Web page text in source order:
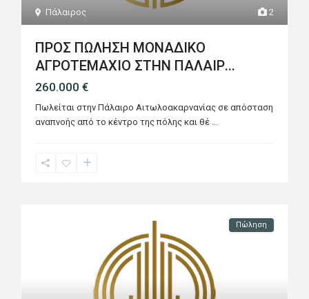
2
Πάλαιρος
ΠΡΟΣ ΠΩΛΗΣΗ ΜΟΝΑΔΙΚΟ
ΑΓΡΟΤΕΜΑΧΙΟ ΣΤΗΝ ΠΑΛΑΙΡ...
260.000 €
Πωλείται στην Πάλαιρο Αιτωλοακαρνανίας σε απόσταση
αναπνοής από το κέντρο της πόλης και θέ ...
Πώληση